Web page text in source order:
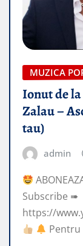
MUZICA
Ionut de
Zalau –
tau)
admin
Subscribe ➠
https://
Pentru